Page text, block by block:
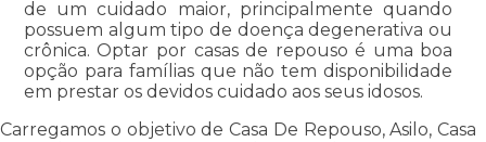
de um cuidado maior, principalmente quando
possuem algum tipo de doença degenerativa ou
crônica. Optar por casas de repouso é uma boa
opção para famílias que não tem disponibilidade
em prestar os devidos cuidado aos seus idosos.
Carregamos o objetivo de Casa De Repouso, Asilo, Casa